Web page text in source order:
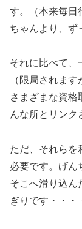
す。（本来毎日
ちゃんより、ず
それに比べて、
（限局されます
さまざまな資格
んな所とリンク
ただ、それらを
必要です。げん
そこへ滑り込ん
ぎりです・・・